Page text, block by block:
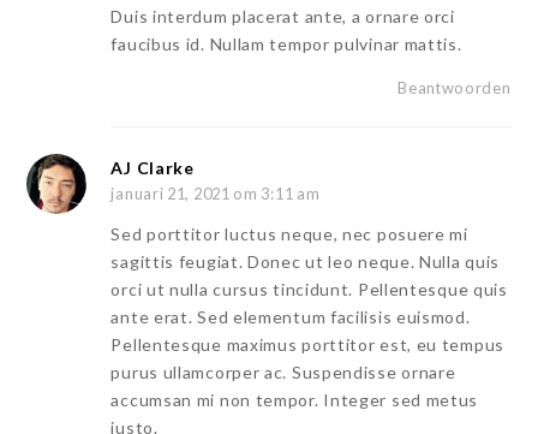
Duis interdum placerat ante, a ornare orci
faucibus id. Nullam tempor pulvinar mattis.
Beantwoorden
AJ Clarke
januari 21, 2021 om 3:11 am
Sed porttitor luctus neque, nec posuere mi
sagittis feugiat. Donec ut leo neque. Nulla quis
orci ut nulla cursus tincidunt. Pellentesque quis
ante erat. Sed elementum facilisis euismod.
Pellentesque maximus porttitor est, eu tempus
purus ullamcorper ac. Suspendisse ornare
accumsan mi non tempor. Integer sed metus
justo.